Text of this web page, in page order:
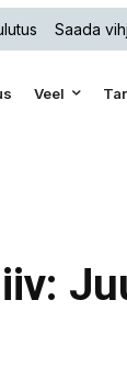
Saada
Veel